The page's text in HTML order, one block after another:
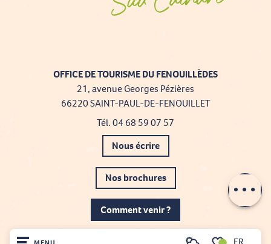
OFFICE DE TOURISME DU FENOUILLÈDES
21, avenue Georges Pézières
66220 SAINT-PAUL-DE-FENOUILLET
Tél. 04 68 59 07 57
Nous écrire
Nos brochures
Comment venir ?